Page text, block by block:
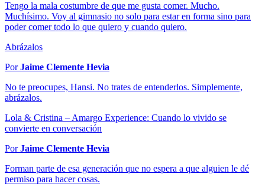
Tengo la mala costumbre de que me gusta comer. Mucho.
Muchísimo. Voy al gimnasio no solo para estar en forma sino para
poder comer todo lo que quiero y cuando quiero.
Abrázalos
PorJaime Clemente Hevia
No te preocupes, Hansi. No trates de entenderlos. Simplemente,
abrázalos.
Lola & Cristina – Amargo Experience: Cuando lo vivido se
convierte en conversación
PorJaime Clemente Hevia
Forman parte de esa generación que no espera a que alguien le dé
permiso para hacer cosas.